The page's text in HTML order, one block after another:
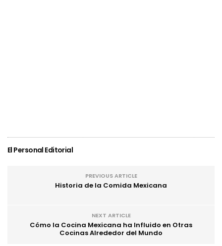
El Personal Editorial
PREVIOUS ARTICLE
Historia de la Comida Mexicana
NEXT ARTICLE
Cómo la Cocina Mexicana ha Influido en Otras
Cocinas Alrededor del Mundo